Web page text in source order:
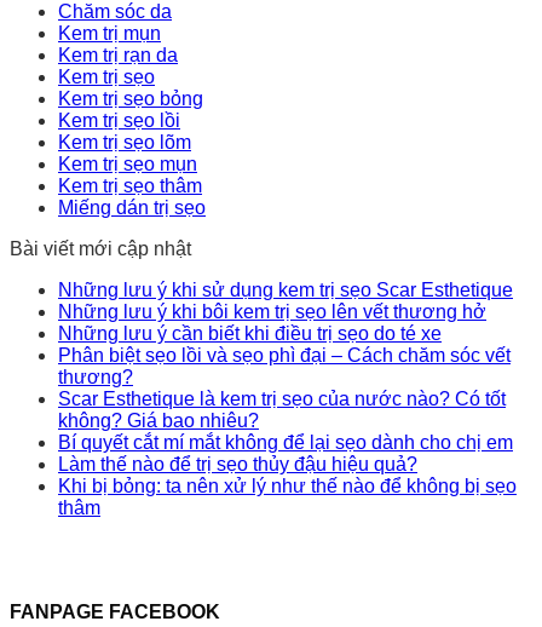
Chăm sóc da
Kem trị mụn
Kem trị rạn da
Kem trị sẹo
Kem trị sẹo bỏng
Kem trị sẹo lồi
Kem trị sẹo lõm
Kem trị sẹo mụn
Kem trị sẹo thâm
Miếng dán trị sẹo
Bài viết mới cập nhật
Những lưu ý khi sử dụng kem trị sẹo Scar Esthetique
Những lưu ý khi bôi kem trị sẹo lên vết thương hở
Những lưu ý cần biết khi điều trị sẹo do té xe
Phân biệt sẹo lồi và sẹo phì đại – Cách chăm sóc vết
thương?
Scar Esthetique là kem trị sẹo của nước nào? Có tốt
không? Giá bao nhiêu?
Bí quyết cắt mí mắt không để lại sẹo dành cho chị em
Làm thế nào để trị sẹo thủy đậu hiệu quả?
Khi bị bỏng: ta nên xử lý như thế nào để không bị sẹo
thâm
FANPAGE FACEBOOK